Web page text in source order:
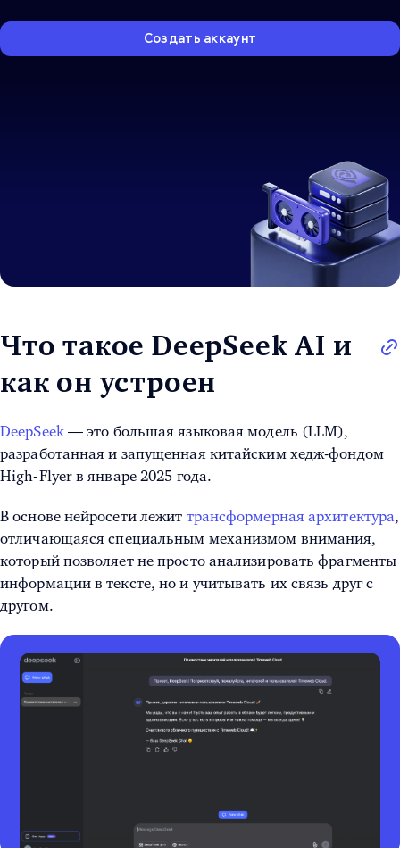
Создать аккаунт
Что такое DeepSeek AI и
как он устроен
DeepSeek— это большая языковая модель (LLM),
разработанная и запущенная китайским хедж-фондом
High‑Flyer в январе 2025 года.
В основе нейросети лежит трансформерная архитектура,
отличающаяся специальным механизмом внимания,
который позволяет не просто анализировать фрагменты
информации в тексте, но и учитывать их связь друг с
другом.